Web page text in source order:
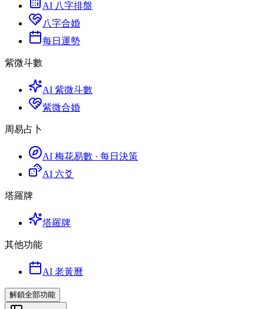
AI 八字排盤
八字合婚
每日運勢
紫微斗數
AI 紫微斗數
紫微合婚
周易占卜
AI 梅花易數 · 每日決策
AI 六爻
塔羅牌
塔羅牌
其他功能
AI 老黃曆
解鎖全部功能